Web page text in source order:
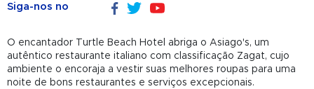
Siga-nos no
O encantador Turtle Beach Hotel abriga o Asiago's, um
autêntico restaurante italiano com classificação Zagat, cujo
ambiente o encoraja a vestir suas melhores roupas para uma
noite de bons restaurantes e serviços excepcionais.